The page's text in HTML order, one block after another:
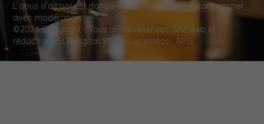
©2026 Copyright - Tous droits réservés. Site web et
rédaction
: SLR Digital. Photos et vidéos : APG.
L’abus d’alcool est dangereux pour la santé, à consommer
avec modération.